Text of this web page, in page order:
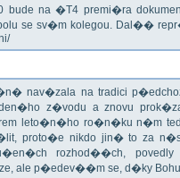
bude na �T4 premi�ra
se sv�m kolegou. Dal��
nav�zala na tradici
z�vodu a znovu
leto�n�ho ro�n�ku n�m
proto�e nikdo jin� to za
rozhod��ch, povedly
ale p�edev��m se, d�ky